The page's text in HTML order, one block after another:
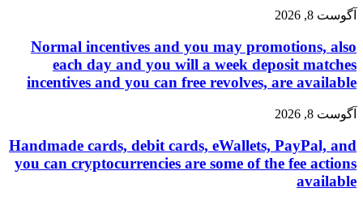
آگوست 8, 2026
Normal incentives and you may promotions, also
each day and you will a week deposit matches
incentives and you can free revolves, are available
آگوست 8, 2026
Handmade cards, debit cards, eWallets, PayPal, and
you can cryptocurrencies are some of the fee actions
available